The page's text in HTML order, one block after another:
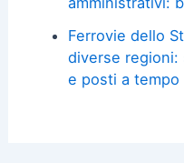
Ferrovie dello
diverse regioni:
e posti a